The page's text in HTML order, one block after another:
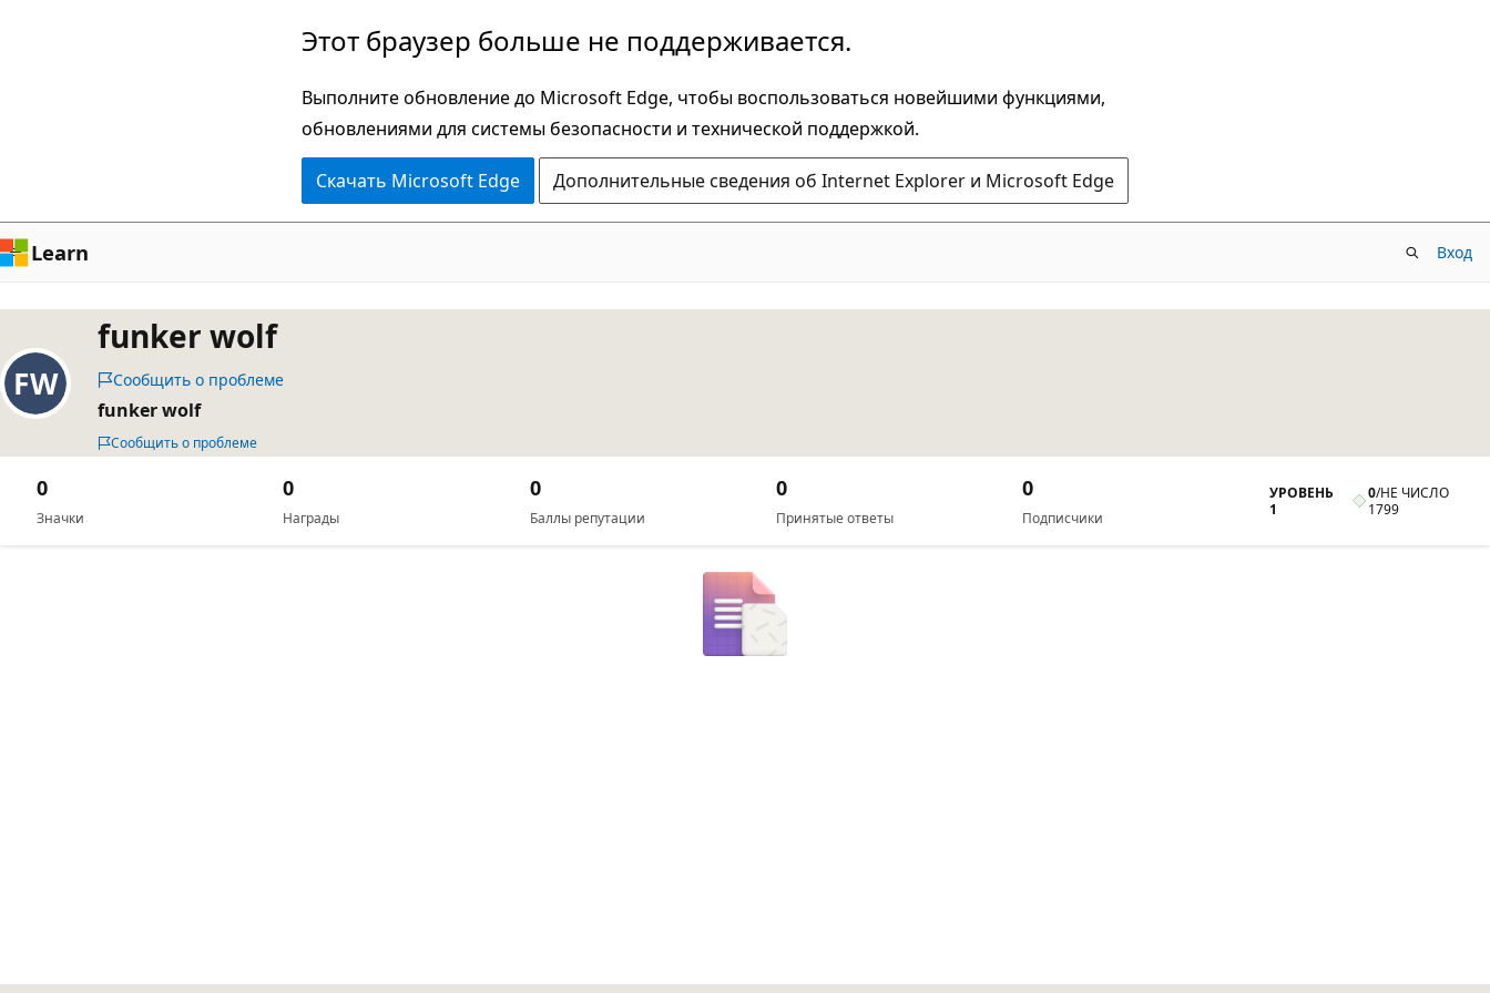
Этот браузер больше не поддерживается.
Выполните обновление до Microsoft Edge, чтобы воспользоваться новейшими функциями,
обновлениями для системы безопасности и технической поддержкой.
Скачать Microsoft Edge Дополнительные сведения об Internet Explorer и Microsoft Edge
Learn Вход
funker wolf
Сообщить о проблеме
funker wolf
Сообщить о проблеме
Значки
0
Награды
0
Баллы репутации
0
Принятые ответы
0
Подписчики
0
УРОВЕНЬ
1
0/НЕ ЧИСЛО
1799